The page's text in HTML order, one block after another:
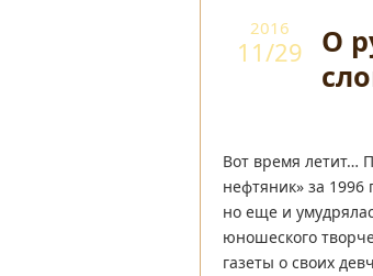
2016
11/29
О
Вот время летит…
нефтяник» за 1996
но еще и
юношеского
газеты о своих